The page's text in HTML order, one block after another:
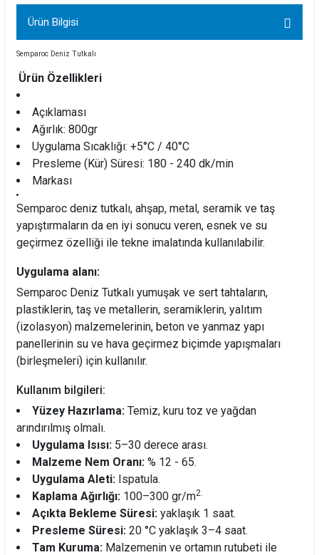
Ürün Bilgisi
Semparoc Deniz Tutkalı
Ürün Özellikleri
Açıklaması
Ağırlık: 800gr
Uygulama Sıcaklığı: +5°C / 40°C
Presleme (Kür) Süresi: 180 - 240 dk/min
Markası
Semparoc deniz tutkalı, ahşap, metal, seramik ve taş
yapıştırmaların da en iyi sonucu veren, esnek ve su
geçirmez özelliği ile tekne imalatında kullanılabilir.
Uygulama alanı:
Semparoc Deniz Tutkalı yumuşak ve sert tahtaların,
plastiklerin, taş ve metallerin, seramiklerin, yalıtım
(izolasyon) malzemelerinin, beton ve yanmaz yapı
panellerinin su ve hava geçirmez biçimde yapışmaları
(birleşmeleri) için kullanılır.
Kullanım bilgileri:
Yüzey Hazırlama: Temiz, kuru toz ve yağdan
arındırılmış olmalı.
Uygulama Isısı: 5–30 derece arası.
Malzeme Nem Oranı: % 12 - 65.
Uygulama Aleti: Ispatula.
Kaplama Ağırlığı: 100–300 gr/m2.
Açıkta Bekleme Süresi: yaklaşık 1 saat.
Presleme Süresi: 20 °C yaklaşık 3–4 saat.
Tam Kuruma: Malzemenin ve ortamın rutubeti ile